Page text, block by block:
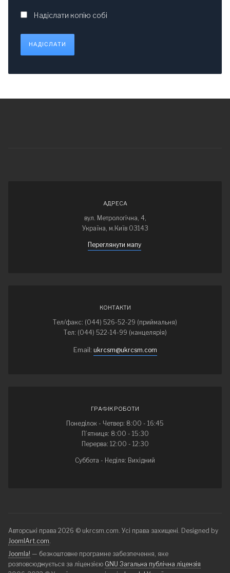
Надіслати копію собі
НАДІСЛАТИ
АДРЕСА
вул. Метрологічна, 4,
Україна, м.Київ 03143
Переглянути мапу
КОНТАКТИ
Тел/факс: (044) 526-52-29 (приймальня)
Тел: (044) 522-14-99 (канцелярія)
Email: ukrcsm@ukrcsm.com
ГРАФІК РОБОТИ
Понеділок - Четвер: 8:00 - 16:45
П’ятниця: 8:00 - 15:30
Перерва: 12:00 - 12:30
Суббота - Неділя: Вихідний
Авторські права 2026 © ukrcsm.com. Усі права захищені. Designed by
JoomlArt.com.
Joomla! — безкоштовне програмне забезпечення, яке
розповсюджується за ліцензією GNU Загальна публічна ліцензія